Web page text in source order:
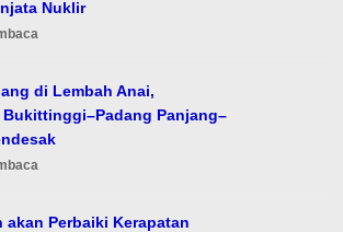
Nuklir
di Lembah Anai,
Bukittinggi–Padang Panjang–
akan Perbaiki Kerapatan